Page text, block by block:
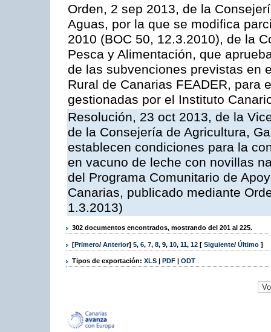
Orden, 2 sep 2013, de la
Aguas, por la que se modifica
2010 (BOC 50, 12.3.2010), de la
Pesca y Alimentación, que
de las subvenciones previstas en
Rural de Canarias FEADER, para
gestionadas por el Instituto
Resolución, 23 oct 2013, de la
de la Consejería de Agricultura,
establecen condiciones para la
en vacuno de leche con novillas
del Programa Comunitario de
Canarias, publicado mediante
1.3.2013)
302 documentos encontrados, mostrando del 201 al 225.
[Primero/ Anterior] 5, 6, 7, 8, 9, 10, 11, 12 [ Siguiente/ Último ]
Tipos de exportación: XLS | PDF | ODT